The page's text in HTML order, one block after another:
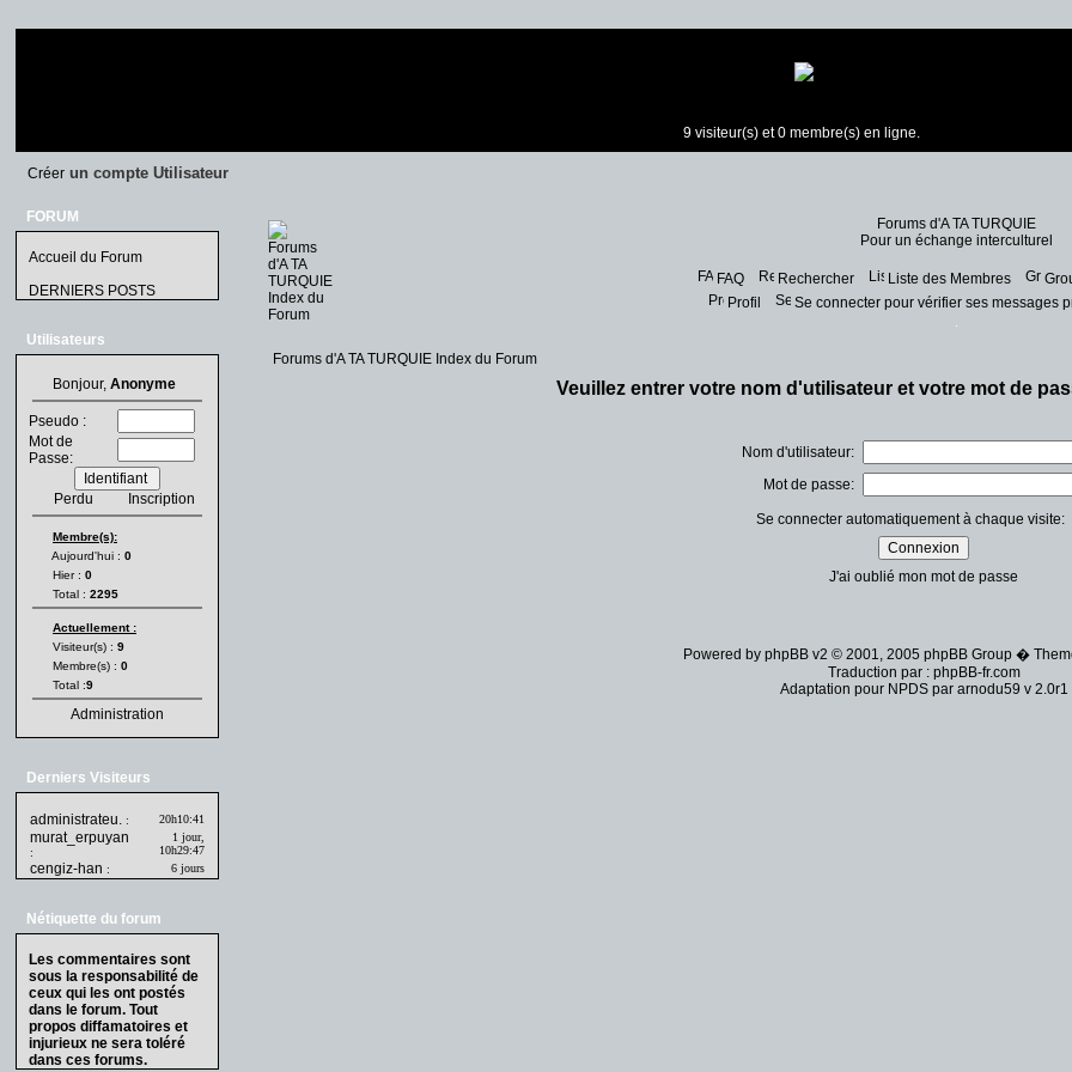
9 visiteur(s) et 0 membre(s) en ligne.
Créer un compte Utilisateur
FORUM
Accueil du Forum
DERNIERS POSTS
Utilisateurs
Bonjour, Anonyme
Pseudo :
Mot de
Passe:
Perdu Inscription
Membre(s):
Aujourd'hui : 0
Hier : 0
Total : 2295
Actuellement :
Visiteur(s) : 9
Membre(s) : 0
Total :9
Administration
Derniers Visiteurs
administrateu. : 20h10:41
murat_erpuyan
:
1 jour,
10h29:47
cengiz-han : 6 jours
Nétiquette du forum
Les commentaires sont
sous la responsabilité de
ceux qui les ont postés
dans le forum. Tout
propos diffamatoires et
injurieux ne sera toléré
dans ces forums.
Forums d'A TA TURQUIE
Pour un échange interculturel
FAQ Rechercher Liste des Membres
Profil
Se connecter pour vérifier ses messages
Forums d'A TA TURQUIE Index du Forum
Veuillez entrer votre nom d'utilisateur et votre mot de
Nom d'utilisateur:
Mot de passe:
Se connecter automatiquement à chaque visite:
J'ai oublié mon mot de passe
Powered by phpBB v2 © 2001, 2005 phpBB Group �
Traduction par : phpBB-fr.com
Adaptation pour NPDSpar arnodu59 v 2.0r1